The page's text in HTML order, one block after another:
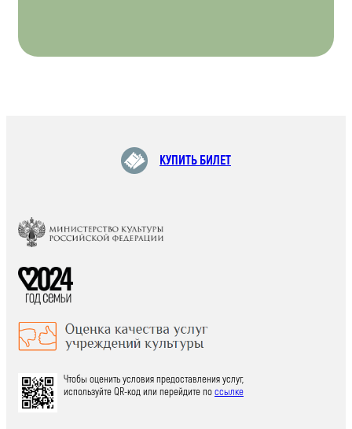
КУПИТЬ БИЛЕТ
Чтобы оценить условия предоставления услуг,
используйте QR-код или перейдите поссылке